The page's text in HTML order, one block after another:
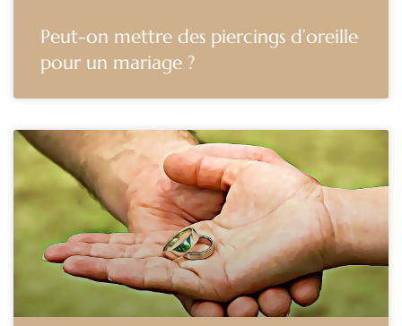
Peut-on mettre des piercings d’oreille
pour un mariage ?